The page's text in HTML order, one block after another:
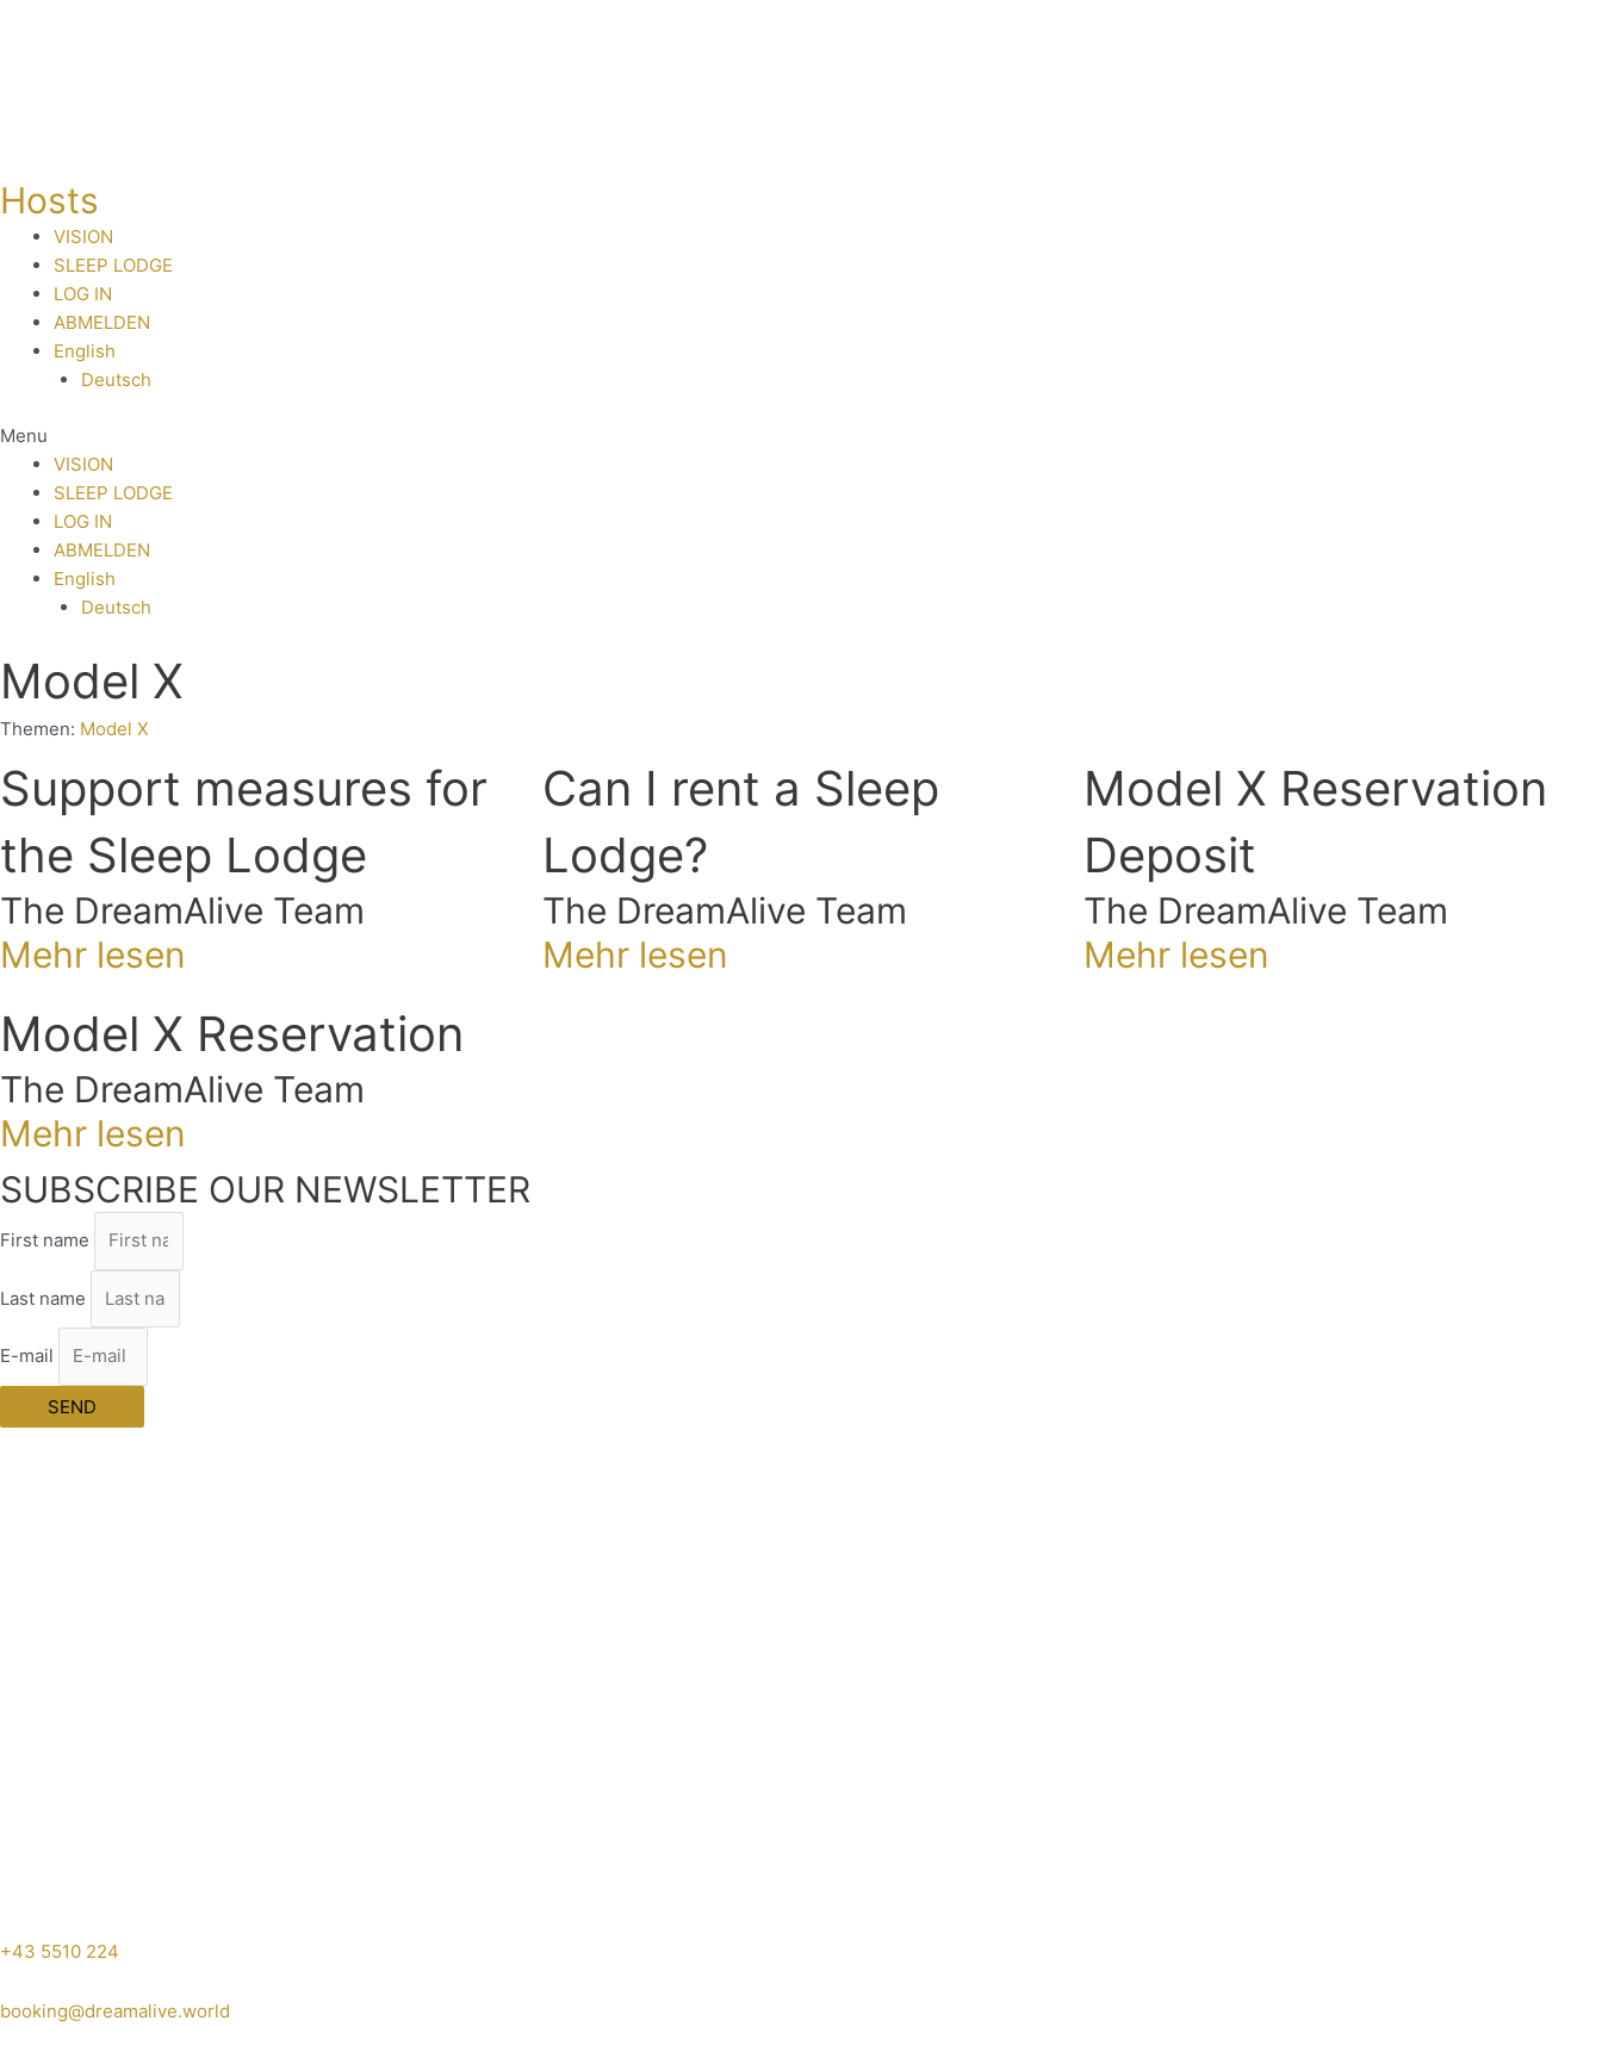
Hosts
VISION
SLEEP LODGE
LOG IN
ABMELDEN
English
Deutsch
Menu
VISION
SLEEP LODGE
LOG IN
ABMELDEN
English
Deutsch
Model X
Themen: Model X
Support measures for
the Sleep Lodge
The DreamAlive Team
Mehr lesen
Can I rent a Sleep
Lodge?
The DreamAlive Team
Mehr lesen
Model X Reservation
Deposit
The DreamAlive Team
Mehr lesen
Model X Reservation
The DreamAlive Team
Mehr lesen
SUBSCRIBE OUR NEWSLETTER
First name
Last name
E-mail
SEND
+43 5510 224
booking@dreamalive.world